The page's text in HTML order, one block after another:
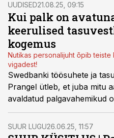
UUDISED21.08.25, 09:15
Kui palk on
keerulised
kogemus
Nutikas personalijuht õpib teiste
vigadest!
Swedbanki töösuhete ja
Prangel ütleb, et juba mitu
avaldatud palgavahemikud
kui ka sisemisse tööjõu
usaldust – kogemus, millest
palgaläbipaistvuse direktiivi
SUUR LUGU26.06.25, 11:57